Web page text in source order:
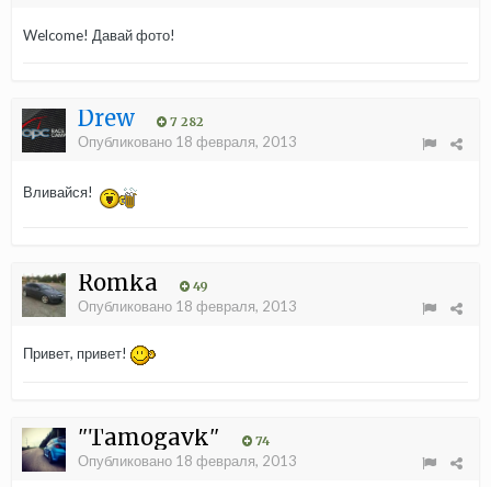
Welcome! Давай фото!
Drew 7 282
Опубликовано 18 февраля, 2013
Вливайся!
Romka 49
Опубликовано 18 февраля, 2013
Привет, привет!
"Tamogavk" 74
Опубликовано 18 февраля, 2013